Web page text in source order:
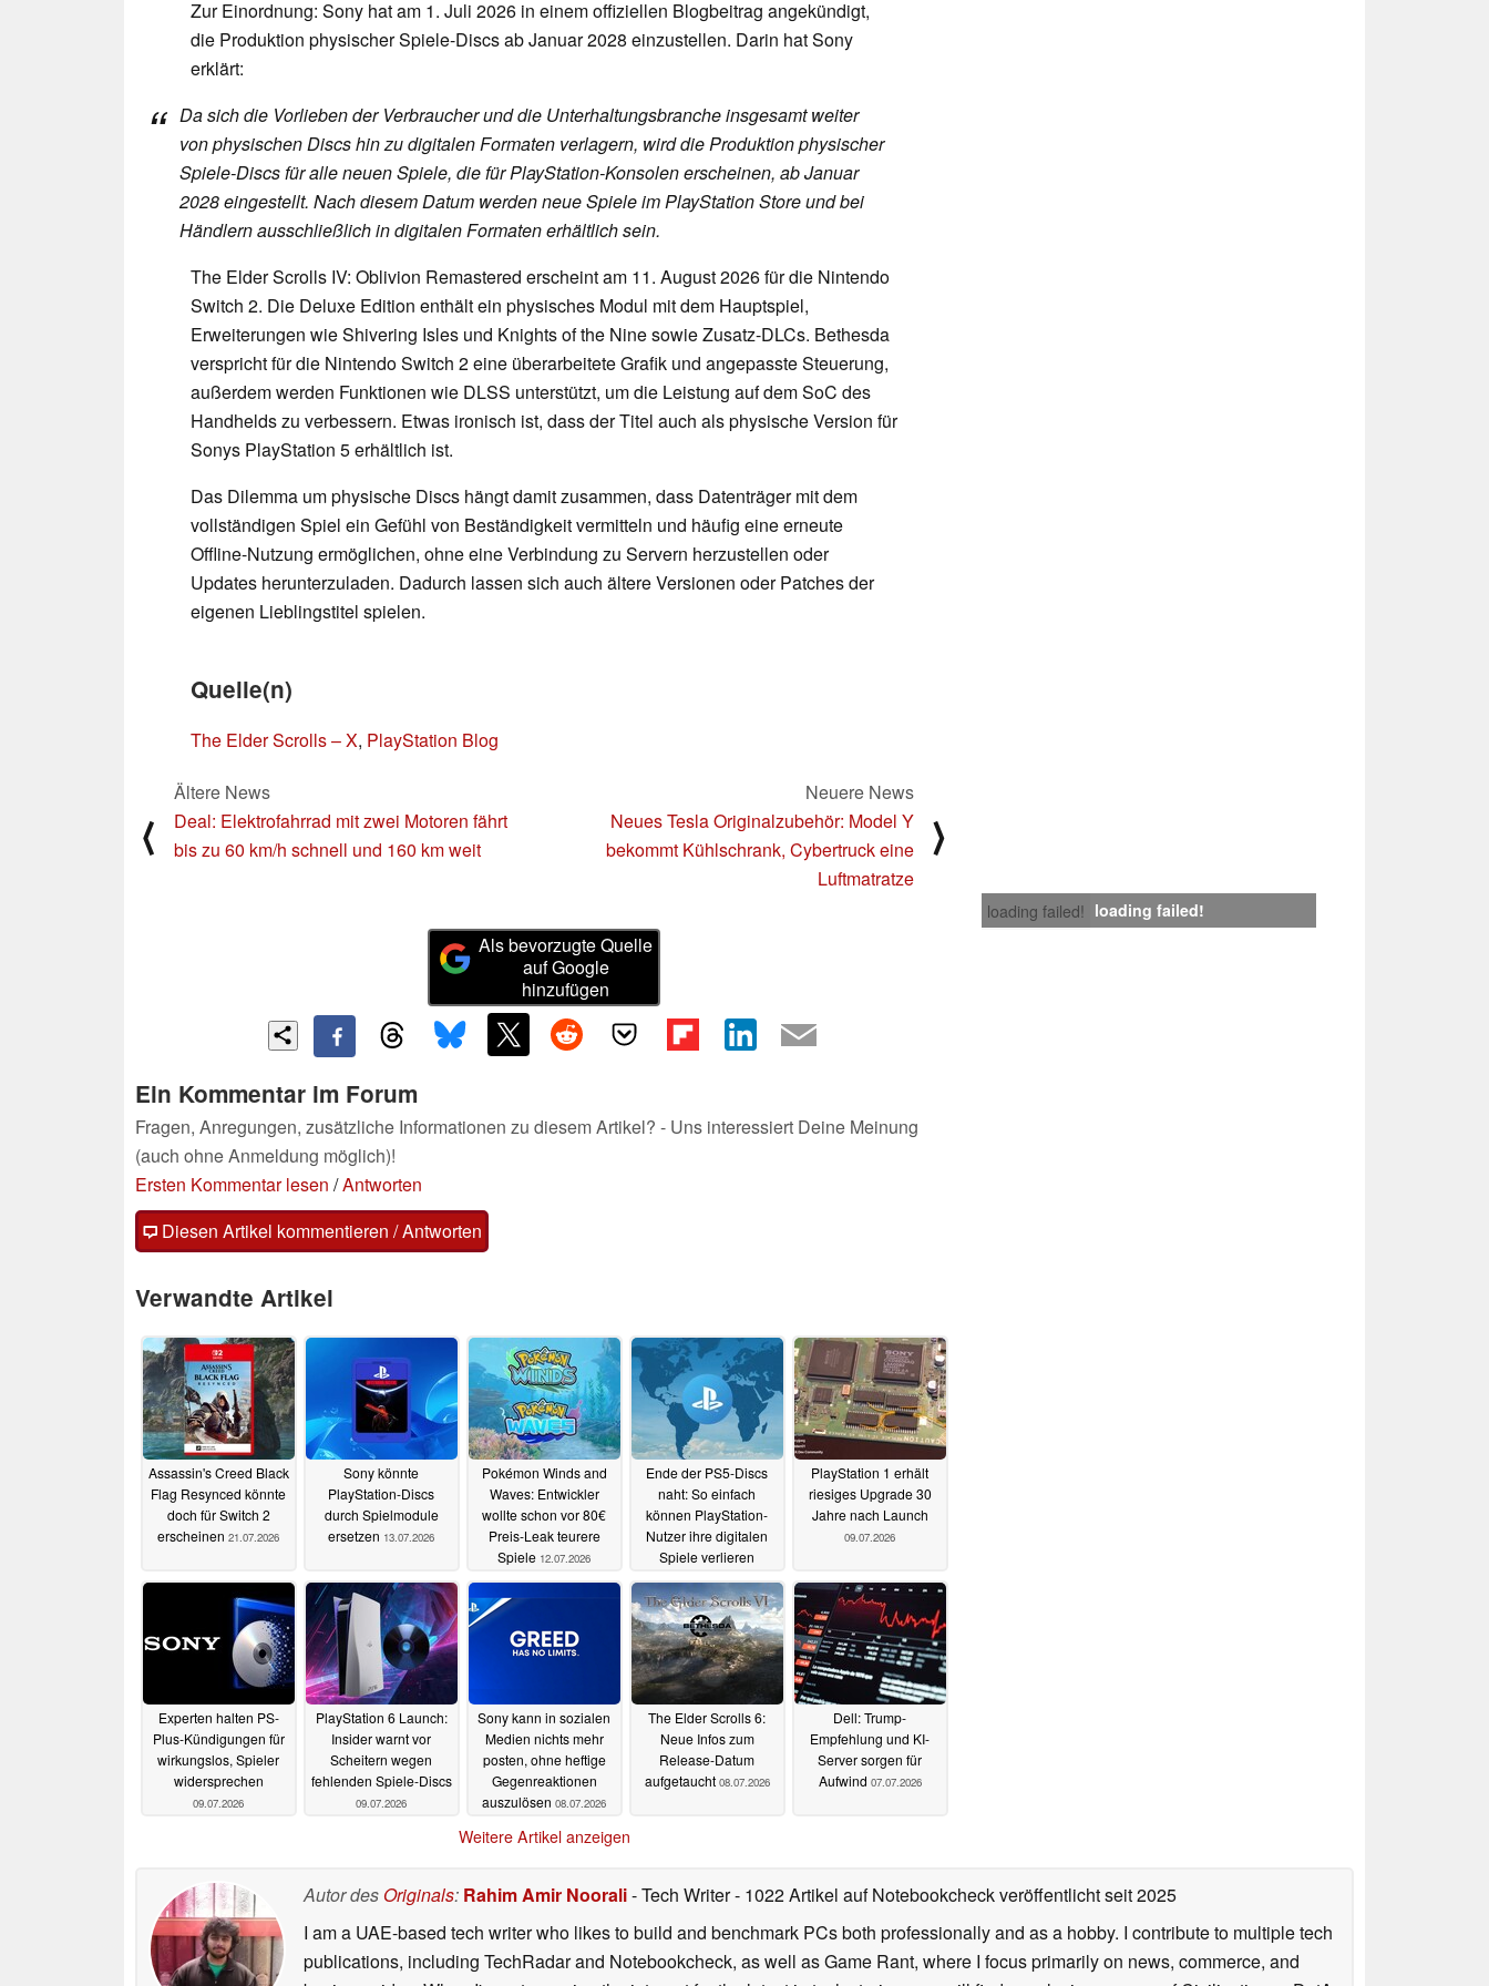
Zur Einordnung: Sony hat am 1. Juli 2026 in einem offiziellen Blogbeitrag angekündigt,
die Produktion physischer Spiele-Discs ab Januar 2028 einzustellen. Darin hat Sony
erklärt:
Da sich die Vorlieben der Verbraucher und die Unterhaltungsbranche insgesamt weiter
von physischen Discs hin zu digitalen Formaten verlagern, wird die Produktion physischer
Spiele-Discs für alle neuen Spiele, die für PlayStation-Konsolen erscheinen, ab Januar
2028 eingestellt. Nach diesem Datum werden neue Spiele im PlayStation Store und bei
Händlern ausschließlich in digitalen Formaten erhältlich sein.
The Elder Scrolls IV: Oblivion Remastered erscheint am 11. August 2026 für die Nintendo
Switch 2. Die Deluxe Edition enthält ein physisches Modul mit dem Hauptspiel,
Erweiterungen wie Shivering Isles und Knights of the Nine sowie Zusatz-DLCs. Bethesda
verspricht für die Nintendo Switch 2 eine überarbeitete Grafik und angepasste Steuerung,
außerdem werden Funktionen wie DLSS unterstützt, um die Leistung auf dem SoC des
Handhelds zu verbessern. Etwas ironisch ist, dass der Titel auch als physische Version für
Sonys PlayStation 5 erhältlich ist.
Das Dilemma um physische Discs hängt damit zusammen, dass Datenträger mit dem
vollständigen Spiel ein Gefühl von Beständigkeit vermitteln und häufig eine erneute
Offline-Nutzung ermöglichen, ohne eine Verbindung zu Servern herzustellen oder
Updates herunterzuladen. Dadurch lassen sich auch ältere Versionen oder Patches der
eigenen Lieblingstitel spielen.
Quelle(n)
The Elder Scrolls – X, PlayStation Blog
⟨
Ältere News
Deal: Elektrofahrrad mit zwei Motoren fährt
bis zu 60 km/h schnell und 160 km weit
Neuere News
Neues Tesla Originalzubehör: Model Y
bekommt Kühlschrank, Cybertruck eine
Luftmatratze
⟩
loading failed! loading failed!
Als bevorzugte Quelle
auf Google
hinzufügen
Ein Kommentar im Forum
Fragen, Anregungen, zusätzliche Informationen zu diesem Artikel? - Uns interessiert Deine Meinung
(auch ohne Anmeldung möglich)!
Ersten Kommentar lesen /Antworten
Diesen Artikel kommentieren / Antworten
Verwandte Artikel
Assassin's Creed Black
Flag Resynced könnte
doch für Switch 2
erscheinen 21.07.2026
Sony könnte
PlayStation-Discs
durch Spielmodule
ersetzen 13.07.2026
Pokémon Winds and
Waves: Entwickler
wollte schon vor 80€
Preis-Leak teurere
Spiele 12.07.2026
Ende der PS5-Discs
naht: So einfach
können PlayStation-
Nutzer ihre digitalen
Spiele verlieren
11.07.2026
PlayStation 1 erhält
riesiges Upgrade 30
Jahre nach Launch
09.07.2026
Experten halten PS-
Plus-Kündigungen für
wirkungslos, Spieler
widersprechen
09.07.2026
PlayStation 6 Launch:
Insider warnt vor
Scheitern wegen
fehlenden Spiele-Discs
09.07.2026
Sony kann in sozialen
Medien nichts mehr
posten, ohne heftige
Gegenreaktionen
auszulösen 08.07.2026
The Elder Scrolls 6:
Neue Infos zum
Release-Datum
aufgetaucht 08.07.2026
Dell: Trump-
Empfehlung und KI-
Server sorgen für
Aufwind 07.07.2026
Weitere Artikel anzeigen
Autor des Originals: Rahim Amir Noorali- Tech Writer- 1022 Artikel auf Notebookcheck veröffentlichtseit 2025
I am a UAE-based tech writer who likes to build and benchmark PCs both professionally and as a hobby. I contribute to multiple tech
publications, including TechRadar and Notebookcheck, as well as Game Rant, where I focus primarily on news, commerce, and